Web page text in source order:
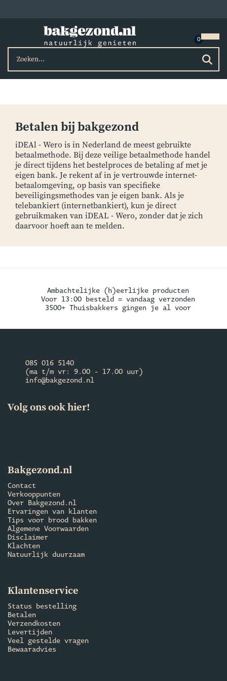
Betalen bij bakgezond
iDEAl - Wero is in Nederland de meest gebruikte
betaalmethode. Bij deze veilige betaalmethode handel
je direct tijdens het bestelproces de betaling af met je
eigen bank. Je rekent af in je vertrouwde internet-
betaalomgeving, op basis van specifieke
beveiligingsmethodes van je eigen bank. Als je
telebankiert (internetbankiert), kun je direct
gebruikmaken van iDEAL - Wero, zonder dat je zich
daarvoor hoeft aan te melden.
Ambachtelijke (h)eerlijke producten
Voor 13:00 besteld = vandaag verzonden
3500+ Thuisbakkers gingen je al voor
085 016 5140
(ma t/m vr: 9.00 - 17.00 uur)
info@bakgezond.nl
Volg ons ook hier!
Bakgezond.nl
Contact
Verkooppunten
Over Bakgezond.nl
Ervaringen van klanten
Tips voor brood bakken
Algemene Voorwaarden
Disclaimer
Klachten
Natuurlijk duurzaam
Klantenservice
Status bestelling
Betalen
Verzendkosten
Levertijden
Veel gestelde vragen
Bewaaradvies